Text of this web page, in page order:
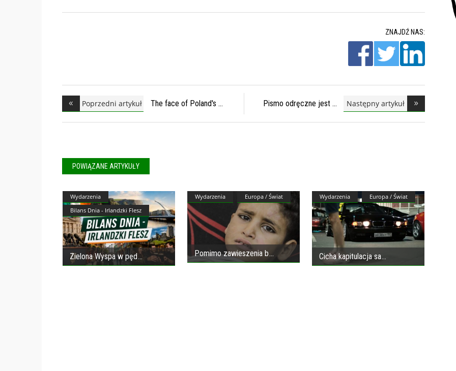
ZNAJDŹ NAS:
Poprzedni artykuł The face of Poland's Pismo odręczne jest Następny artykuł
POWIĄZANE ARTYKUŁY
Wydarzenia
Bilans Dnia - Irlandzki Flesz
Zielona Wyspa w pęd
Wydarzenia Europa / Świat
Pomimo zawieszenia b
Wydarzenia Europa / Świat
Cicha kapitulacja sa